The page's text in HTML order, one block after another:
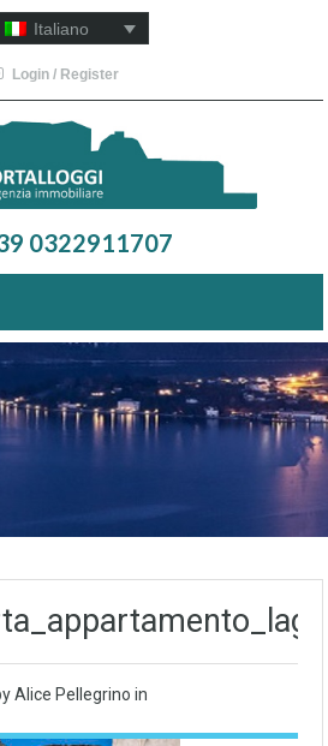
Italiano
Login / Register
0322911707
Alice Pellegrino in